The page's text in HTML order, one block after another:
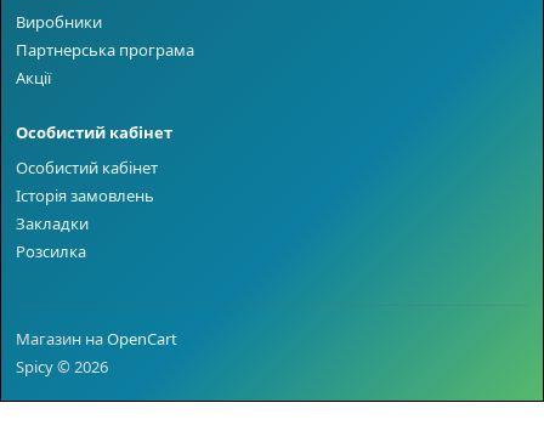
Виробники
Партнерська програма
Акції
Особистий кабінет
Особистий кабінет
Історія замовлень
Закладки
Розсилка
Магазин наOpenCart
Spicy © 2026